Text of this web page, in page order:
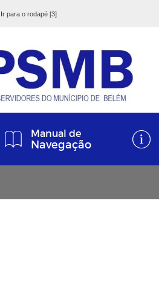
Ir para o rodapé [3]
Manual de
Navegação